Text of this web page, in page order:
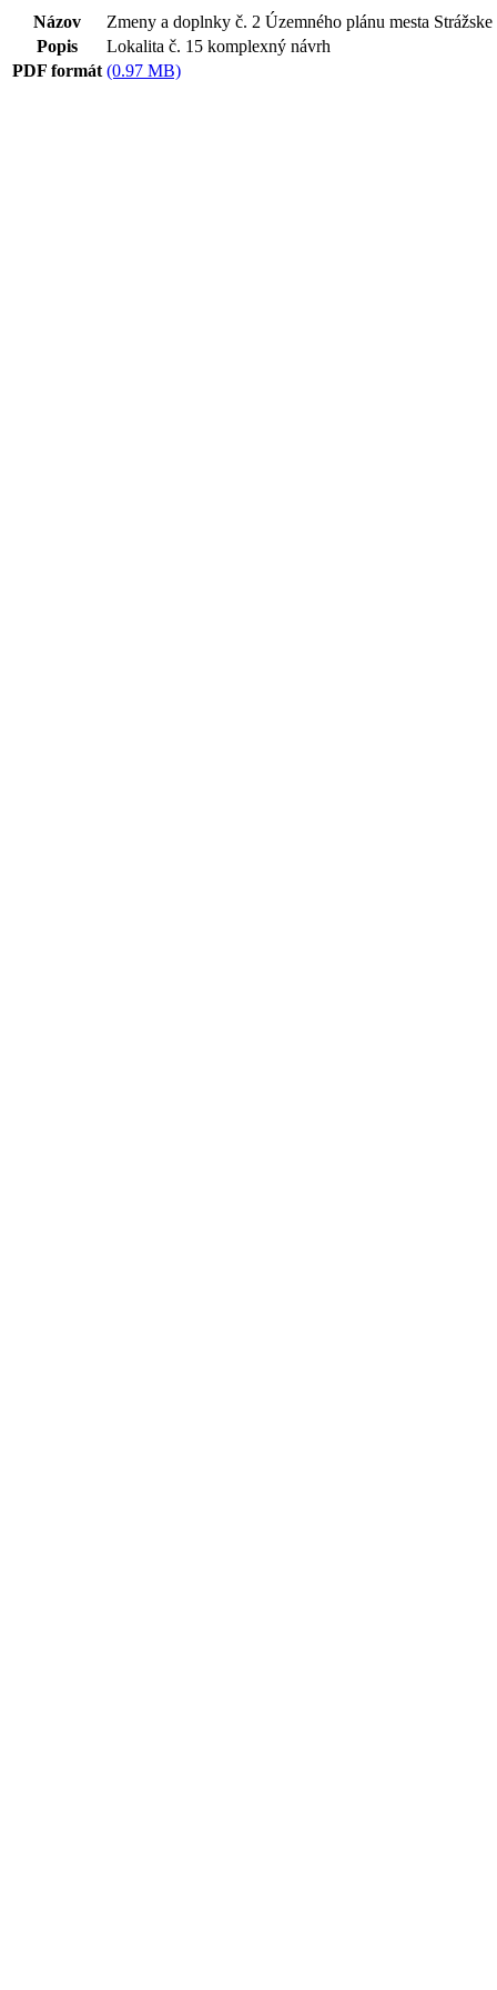
Názov
Zmeny a doplnky č. 2 Územného plánu mesta Strážske
Popis
Lokalita č. 15 komplexný návrh
PDF formát (0.97 MB)